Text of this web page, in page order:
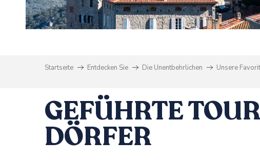
Startseite Entdecken Sie Die Unentbehrlichen Unsere
GEFÜHRTE
DÖRFER